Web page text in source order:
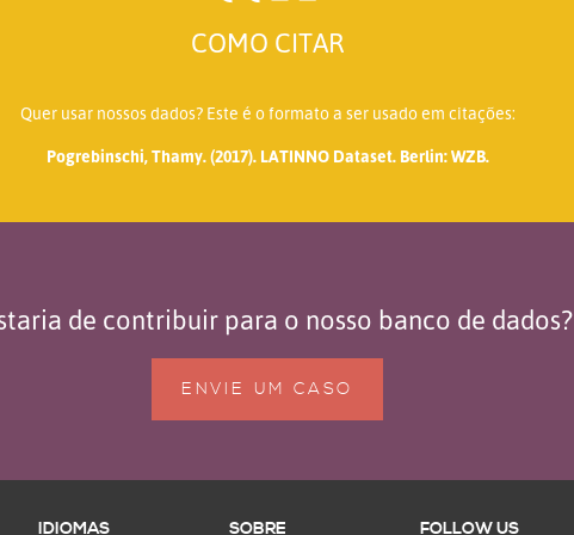
COMO CITAR
Quer usar nossos dados? Este é o formato a ser usado em citações:
Pogrebinschi, Thamy. (2017). LATINNO Dataset. Berlin: WZB.
de contribuir para o nosso banco de dados?
ENVIE UM CASO
IDIOMAS SOBRE FOLLOW US